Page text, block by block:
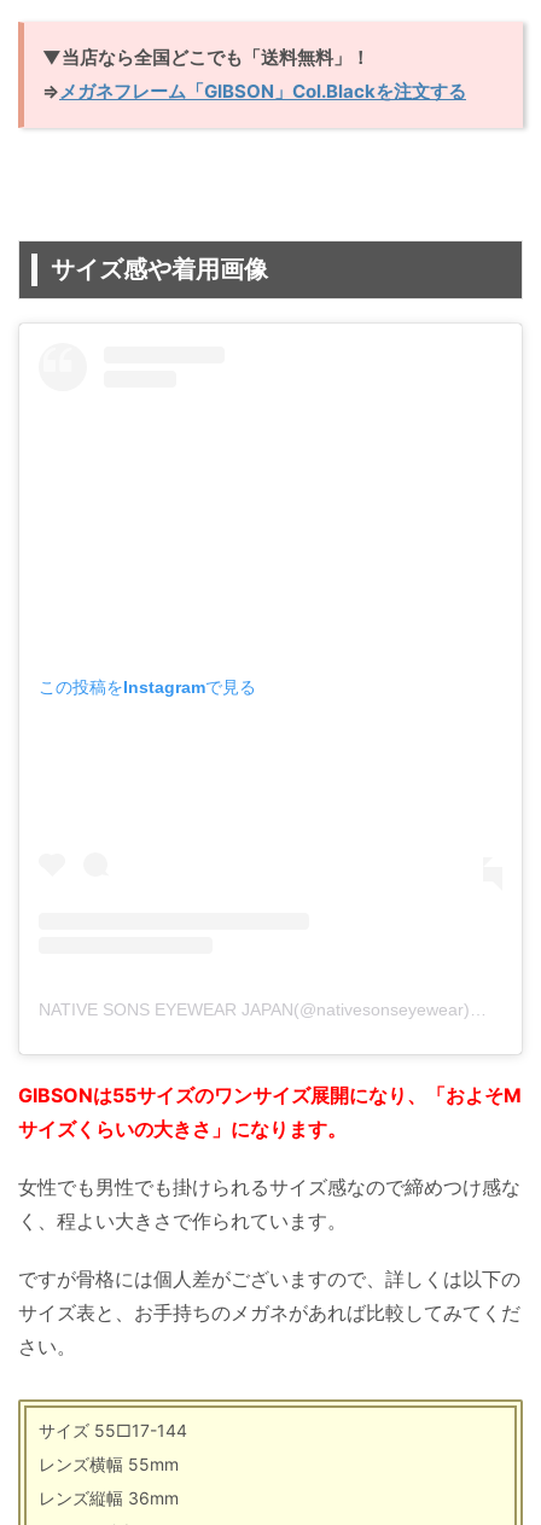
▼当店なら全国どこでも「送料無料」！
⇒メガネフレーム「GIBSON」Col.Blackを注文する
サイズ感や着用画像
この投稿をInstagramで見る
NATIVE SONS EYEWEAR JAPAN(@nativesonseyewear)がシェアした投稿
GIBSONは55サイズのワンサイズ展開になり、「およそM
サイズくらいの大きさ」になります。
女性でも男性でも掛けられるサイズ感なので締めつけ感な
く、程よい大きさで作られています。
ですが骨格には個人差がございますので、詳しくは以下の
サイズ表と、お手持ちのメガネがあれば比較してみてくだ
さい。
サイズ 55□17-144
レンズ横幅 55mm
レンズ縦幅 36mm